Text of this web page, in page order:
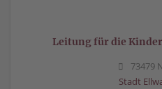
Leitung für die
73479
Stadt